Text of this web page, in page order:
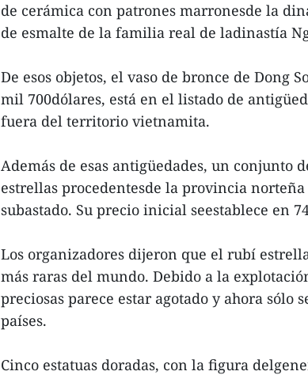
de cerámica con patrones marronesde la
de esmalte de la familia real de ladinastía
De esos objetos, el vaso de bronce de Dong
mil 700dólares, está en el listado de
fuera del territorio vietnamita.
Además de esas antigüedades, un conjunto
estrellas procedentesde la provincia
subastado. Su precio inicial seestablece en
Los organizadores dijeron que el rubí
más raras del mundo. Debido a la
preciosas parece estar agotado y ahora sólo
países.
Cinco estatuas doradas, con la figura